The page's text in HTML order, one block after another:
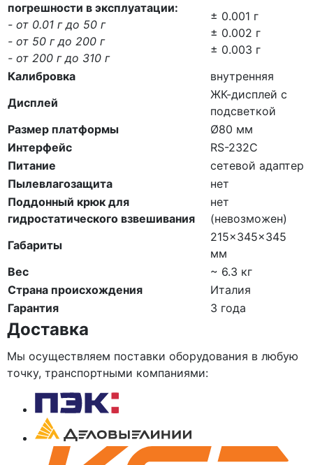
погрешности в эксплуатации:
- от 0.01 г до 50 г
- от 50 г до 200 г
- от 200 г до 310 г
± 0.001 г
± 0.002 г
± 0.003 г
Калибровка
внутренняя
Дисплей
ЖК-дисплей с
подсветкой
Размер платформы
Ø80 мм
Интерфейс
RS-232C
Питание
сетевой адаптер
Пылевлагозащита
нет
Поддонный крюк для
гидростатического взвешивания
нет
(невозможен)
Габариты
215×345×345
мм
Вес
~ 6.3 кг
Страна происхождения
Италия
Гарантия
3 года
Доставка
Мы осуществляем поставки оборудования в любую
точку, транспортными компаниями: